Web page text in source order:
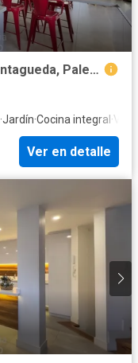
Casa en conjunto en arriendo, Santagueda, Palestina
·Jardín·Cocina integral ·
Ver en detalle